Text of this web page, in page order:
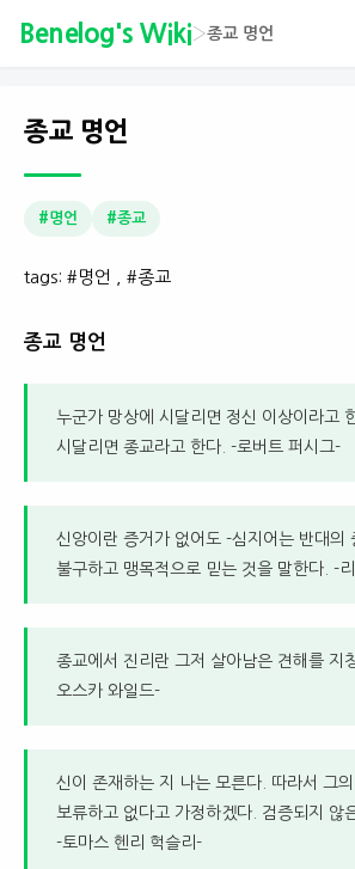
Benelog's Wiki›종교 명언
종교 명언
#명언 #종교
tags: #명언 , #종교
종교 명언
누군가 망상에 시달리면 정신 이상이라고
시달리면 종교라고 한다. -로버트 퍼시그-
신앙이란 증거가 없어도 -심지어는 반대의
불구하고 맹목적으로 믿는 것을 말한다. -
종교에서 진리란 그저 살아남은 견해를 지
오스카 와일드-
신이 존재하는 지 나는 모른다. 따라서 그
보류하고 없다고 가정하겠다. 검증되지 않
-토마스 헨리 헉슬리-